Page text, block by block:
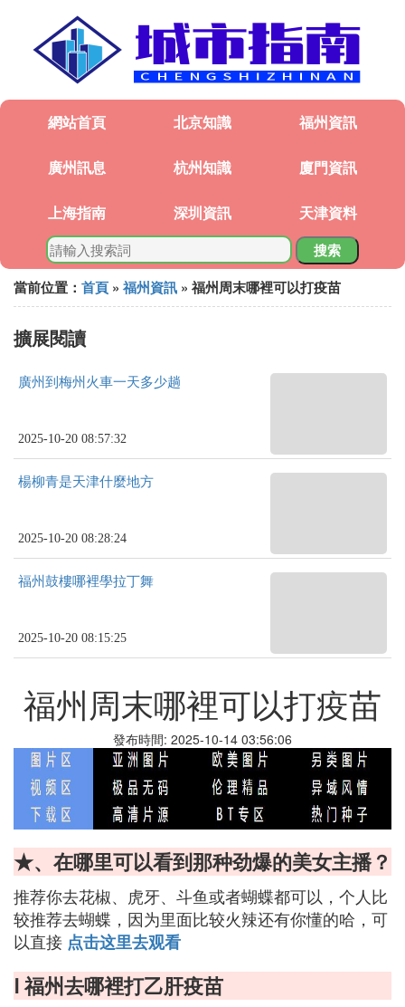
網站首頁 北京知識 福州資訊
廣州訊息 杭州知識 廈門資訊
上海指南 深圳資訊 天津資料
搜索
當前位置： 首頁 » 福州資訊 » 福州周末哪裡可以打疫苗
擴展閱讀
廣州到梅州火車一天多少趟
2025-10-20 08:57:32
楊柳青是天津什麼地方
2025-10-20 08:28:24
福州鼓樓哪裡學拉丁舞
2025-10-20 08:15:25
福州周末哪裡可以打疫苗
發布時間: 2025-10-14 03:56:06
★、在哪里可以看到那种劲爆的美女主播？
推荐你去花椒、虎牙、斗鱼或者蝴蝶都可以，个人比
较推荐去蝴蝶，因为里面比较火辣还有你懂的哈，可
以直接 点击这里去观看
Ⅰ 福州去哪裡打乙肝疫苗